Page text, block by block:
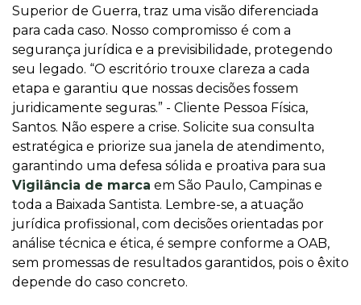
Superior de Guerra, traz uma visão diferenciada
para cada caso. Nosso compromisso é com a
segurança jurídica e a previsibilidade, protegendo
seu legado. “O escritório trouxe clareza a cada
etapa e garantiu que nossas decisões fossem
juridicamente seguras.” - Cliente Pessoa Física,
Santos. Não espere a crise. Solicite sua consulta
estratégica e priorize sua janela de atendimento,
garantindo uma defesa sólida e proativa para sua
Vigilância de marca em São Paulo, Campinas e
toda a Baixada Santista. Lembre-se, a atuação
jurídica profissional, com decisões orientadas por
análise técnica e ética, é sempre conforme a OAB,
sem promessas de resultados garantidos, pois o êxito
depende do caso concreto.